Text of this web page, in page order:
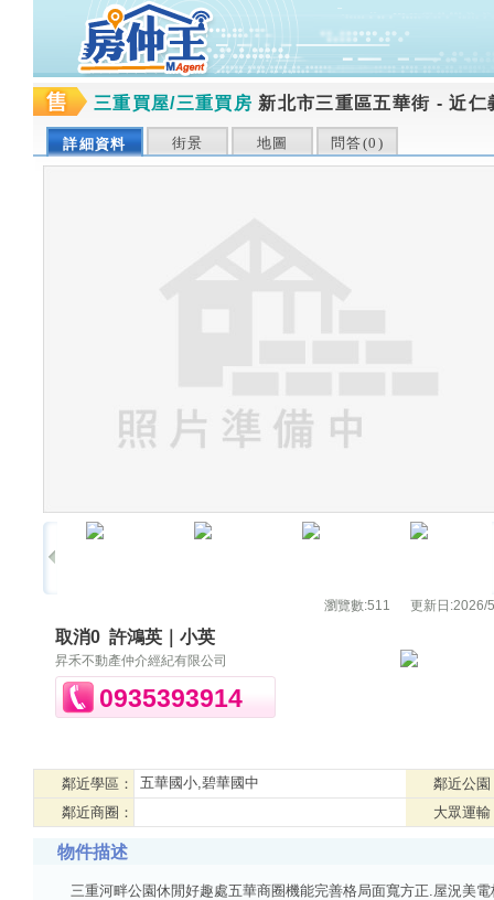
三重買屋/三重買房 新北市三重區五華街 -近仁
詳細資料 街景 地圖 問答(0 )
瀏覽數:511 更新日:2026/
取消0 許鴻英｜小英
昇禾不動產仲介經紀有限公司
0935393914
鄰近學區： 五華國小,碧華國中
鄰近公園
鄰近商圈：
大眾運輸
物件描述
三重河畔公園休閒好趣處五華商圈機能完善格局面寬方正.屋況美